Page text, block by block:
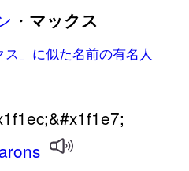
・ マックス
ス」に似た名前の有名人